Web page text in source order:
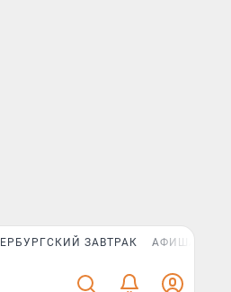
ЗАВТРАК АФИША PLUS